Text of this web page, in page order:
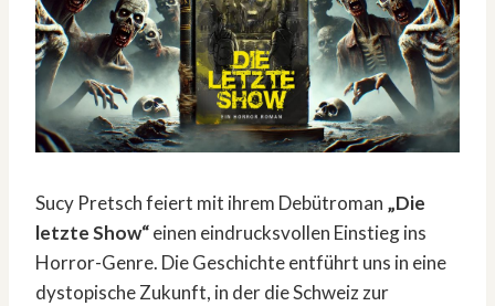
Sucy Pretsch feiert mit ihrem Debütroman „Die
letzte Show“einen eindrucksvollen Einstieg ins
Horror-Genre. Die Geschichte entführt uns in eine
dystopische Zukunft, in der die Schweiz zur